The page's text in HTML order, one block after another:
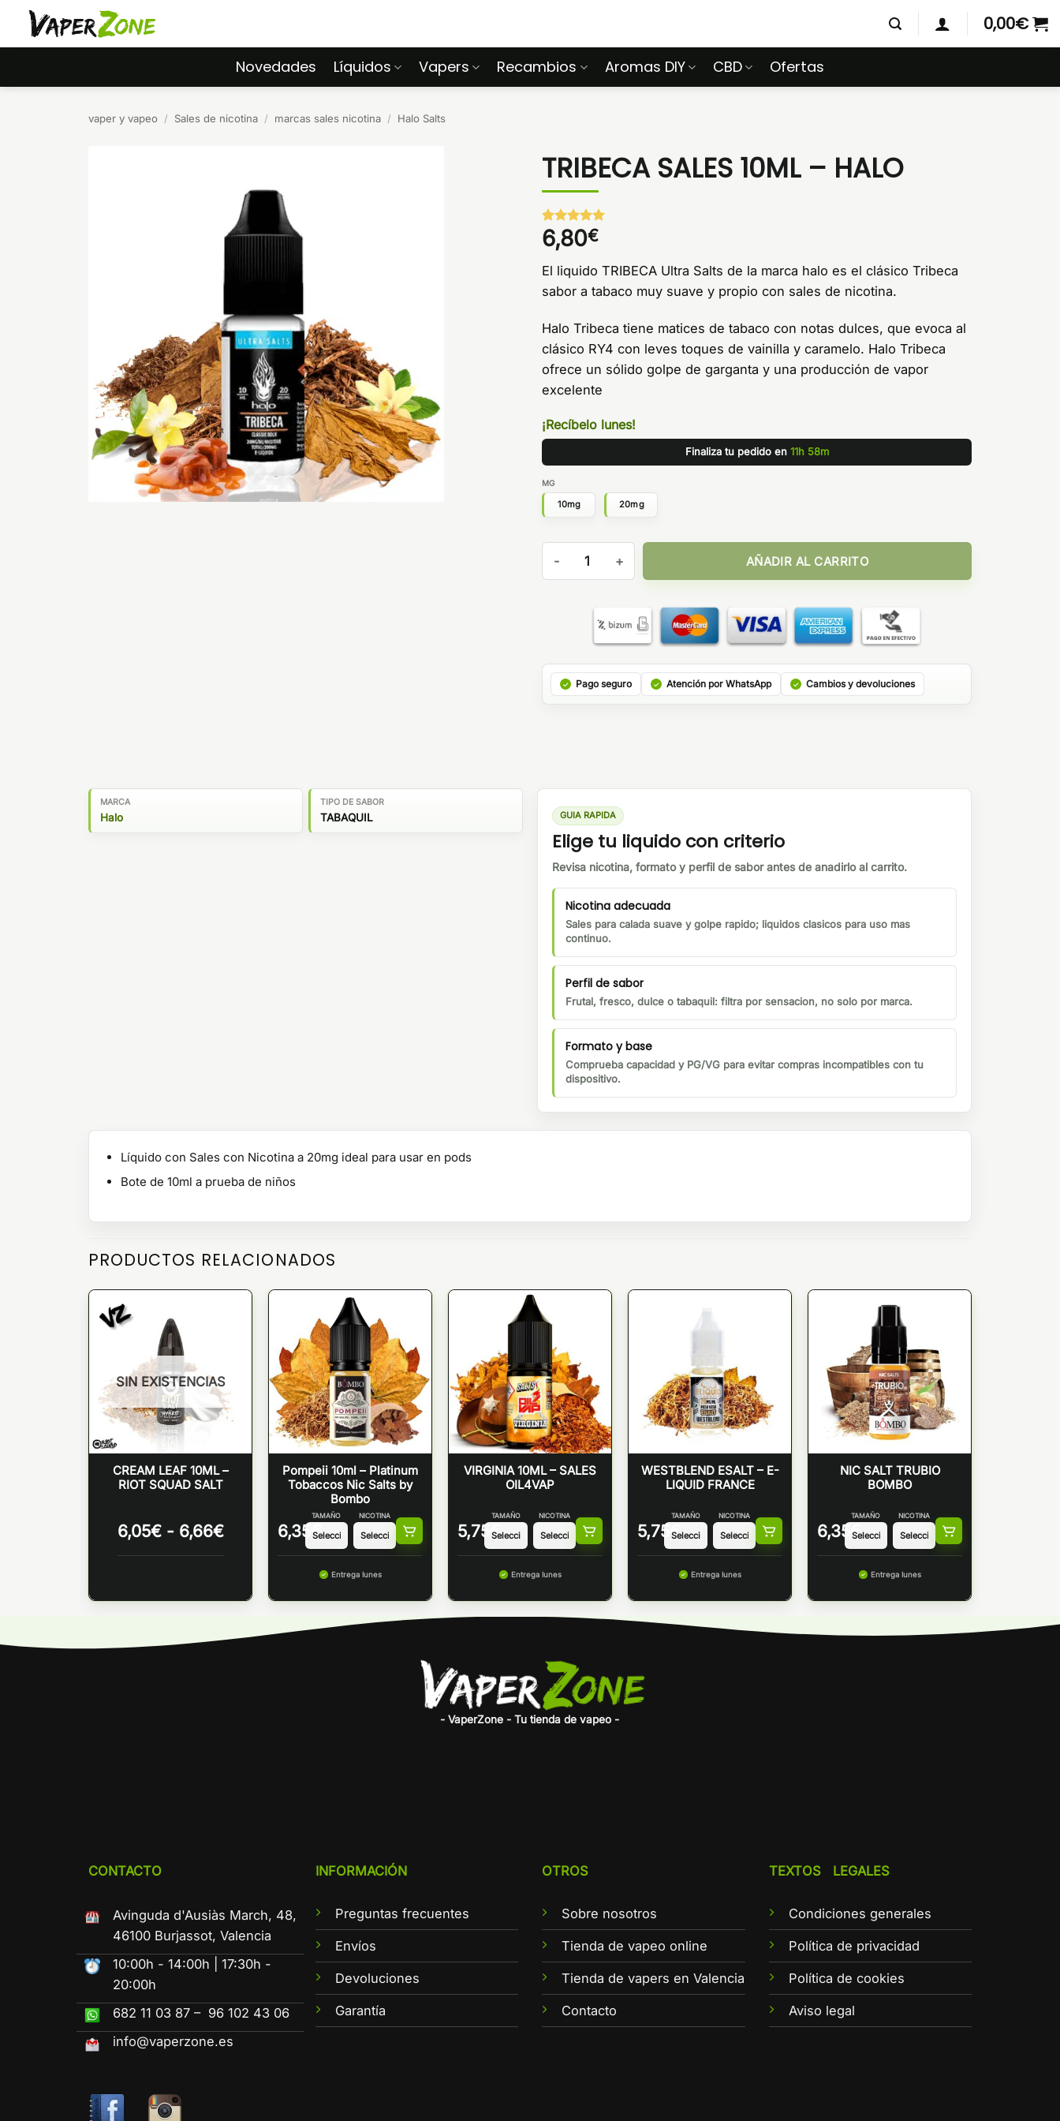
Saltar
contenido
0,00€
Novedades Líquidos Vapers Recambios Aromas DIY CBD Ofertas
vaper y vapeo / Sales de nicotina / marcas sales nicotina / Halo Salts
TRIBECA SALES 10ML – HALO
Valorado
con5de 5
1
valoración
de un
cliente
6,80€
El liquido TRIBECA Ultra Salts de la marca halo es el clásico Tribeca
sabor a tabaco muy suave y propio con sales de nicotina.
Halo Tribeca tiene matices de tabaco con notas dulces, que evoca al
clásico RY4 con leves toques de vainilla y caramelo. Halo Tribeca
ofrece un sólido golpe de garganta y una producción de vapor
excelente
¡Recíbelo lunes!
Finaliza tu pedido en 11h 58m
MG
10mg 20mg
TRIBECA SALES 10ML - HALO cantidad
AÑADIR AL CARRITO
Pago seguro Atención por WhatsApp Cambios y devoluciones
MARCA
Halo
TIPO DE SABOR
TABAQUIL GUIA RAPIDA
Elige tu liquido con criterio
Revisa nicotina, formato y perfil de sabor antes de anadirlo al carrito.
Nicotina adecuada
Sales para calada suave y golpe rapido; liquidos clasicos para uso mas
continuo.
Perfil de sabor
Frutal, fresco, dulce o tabaquil: filtra por sensacion, no solo por marca.
Formato y base
Comprueba capacidad y PG/VG para evitar compras incompatibles con tu
dispositivo.
Líquido con Sales con Nicotina a 20mg ideal para usar en pods
Bote de 10ml a prueba de niños
PRODUCTOS RELACIONADOS
SIN EXISTENCIAS
CREAM LEAF 10ML –
RIOT SQUAD SALT
6,05€ - 6,66€Rango
6,05€
6,66€
Pompeii 10ml – Platinum
Tobaccos Nic Salts by
Bombo
6,35 €
TAMAÑO NICOTINA
Entrega lunes
VIRGINIA 10ML – SALES
OIL4VAP
5,75 €
TAMAÑO NICOTINA
Entrega lunes
WESTBLEND ESALT – E-
LIQUID FRANCE
5,75 €
TAMAÑO NICOTINA
Entrega lunes
NIC SALT TRUBIO
BOMBO
6,35 €
TAMAÑO NICOTINA
Entrega lunes
- VaperZone - Tu tienda de vapeo -
CONTACTO
Avinguda d'Ausiàs March, 48,
46100 Burjassot, Valencia
10:00h - 14:00h | 17:30h -
20:00h
682 11 03 87 – 96 102 43 06
info@vaperzone.es
INFORMACIÓN
Preguntas frecuentes
Envíos
Devoluciones
Garantía
OTROS
Sobre nosotros
Tienda de vapeo online
Tienda de vapers en Valencia
Contacto
TEXTOS LEGALES
Condiciones generales
Política de privacidad
Política de cookies
Aviso legal